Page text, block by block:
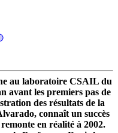
au laboratoire CSAIL du
avant les premiers pas de
des résultats de la
connaît un succès
en réalité à 2002.